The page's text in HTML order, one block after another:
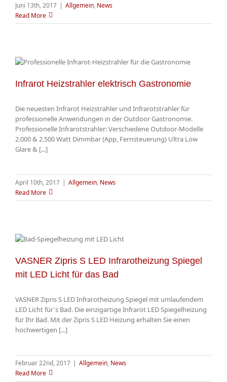
Juni 13th, 2017 | Allgemein, News
Read More
Infrarot Heizstrahler elektrisch Gastronomie
Die neuesten Infrarot Heizstrahler und Infrarotstrahler für
professionelle Anwendungen in der Outdoor Gastronomie.
Professionelle Infrarotstrahler: Verschiedene Outdoor-Modelle
2.000 & 2.500 Watt Dimmbar (App, Fernsteuerung) Ultra Low
Glare & [...]
April 10th, 2017 | Allgemein, News
Read More
VASNER Zipris S LED Infrarotheizung Spiegel
mit LED Licht für das Bad
VASNER Zipris S LED Infrarotheizung Spiegel mit umlaufendem
LED Licht für´s Bad. Die einzigartige Infrarot LED Spiegelheizung
für Ihr Bad. Mit der Zipris S LED Heizung erhalten Sie einen
hochwertigen [...]
Februar 22nd, 2017 | Allgemein, News
Read More